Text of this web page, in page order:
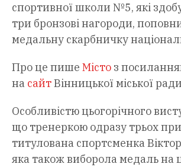
спортивної школи №5, які
три бронзові нагороди,
медальну скарбничку
Про це пише Місто з
на сайтВінницької міської
Особливістю цьогорічного
що тренеркою одразу трьох
титулована спортсменка
яка також виборола медаль на